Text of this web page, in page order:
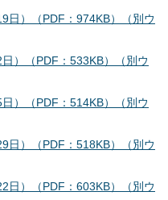
日）（PDF：974KB）（別ウ
）（PDF：533KB）（別ウ
）（PDF：514KB）（別ウ
日）（PDF：518KB）（別ウ
日）（PDF：603KB）（別ウ